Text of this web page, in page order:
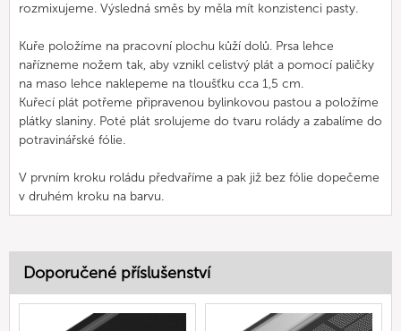
rozmixujeme. Výsledná směs by měla mít konzistenci pasty.
Kuře položíme na pracovní plochu kůží dolů. Prsa lehce
nařízneme nožem tak, aby vznikl celistvý plát a pomocí paličky
na maso lehce naklepeme na tloušťku cca 1,5 cm.
Kuřecí plát potřeme připravenou bylinkovou pastou a položíme
plátky slaniny. Poté plát srolujeme do tvaru rolády a zabalíme do
potravinářské fólie.
V prvním kroku roládu předvaříme a pak již bez fólie dopečeme
v druhém kroku na barvu.
Doporučené příslušenství